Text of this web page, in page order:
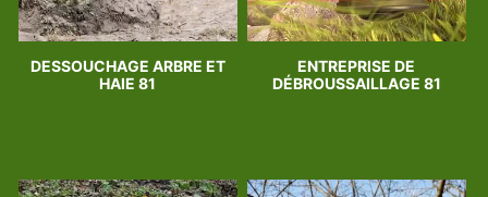
DESSOUCHAGE ARBRE ET
HAIE 81
ENTREPRISE DE
DÉBROUSSAILLAGE 81